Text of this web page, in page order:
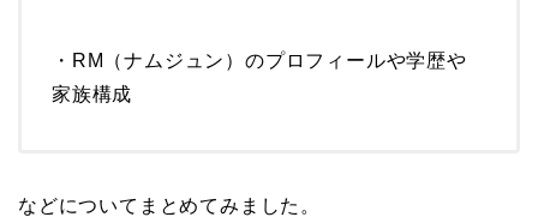
・RM（ナムジュン）のプロフィールや学歴や
家族構成
などについてまとめてみました。